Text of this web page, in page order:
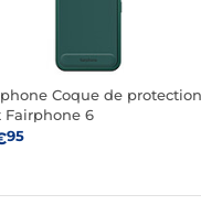
Coque de protection
Fairphone 6
95